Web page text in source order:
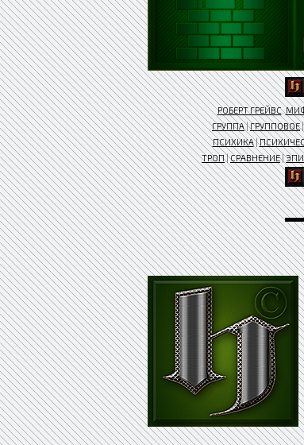
РОБЕРТ ГРЕЙВС.
ГРУППА|ГРУППОВОЕ
ПСИХИКА|
ТРОП|СРАВНЕНИЕ|